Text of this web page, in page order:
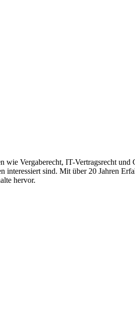
Vergaberecht, IT-Vertragsrecht und
sind. Mit über 20 Jahren
hervor.